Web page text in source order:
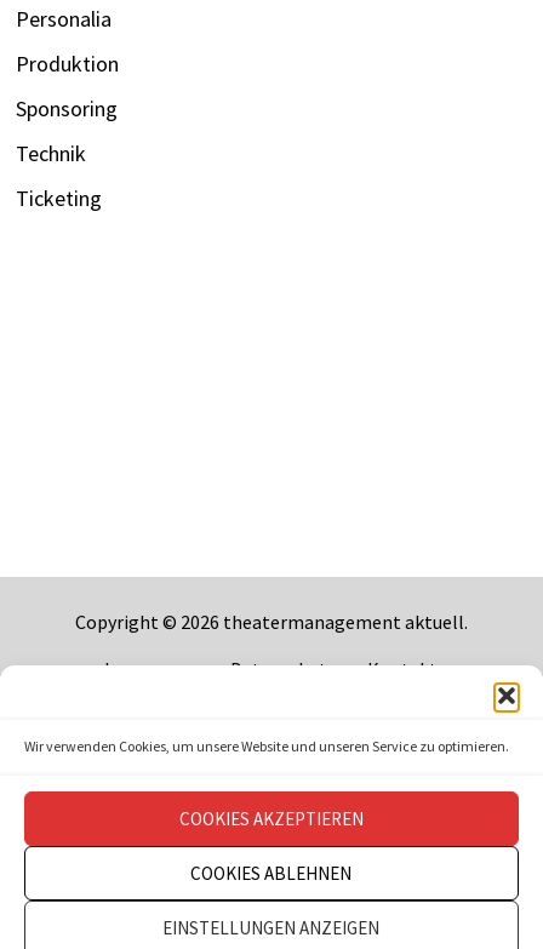
Wir verwenden Cookies, um unsere Website und unseren Service zu optimieren.
COOKIES AKZEPTIEREN
COOKIES ABLEHNEN
EINSTELLUNGEN ANZEIGEN
Personalia
Produktion
Sponsoring
Technik
Ticketing
Copyright © 2026 theatermanagement aktuell.
Impressum
Datenschutz Kontakt